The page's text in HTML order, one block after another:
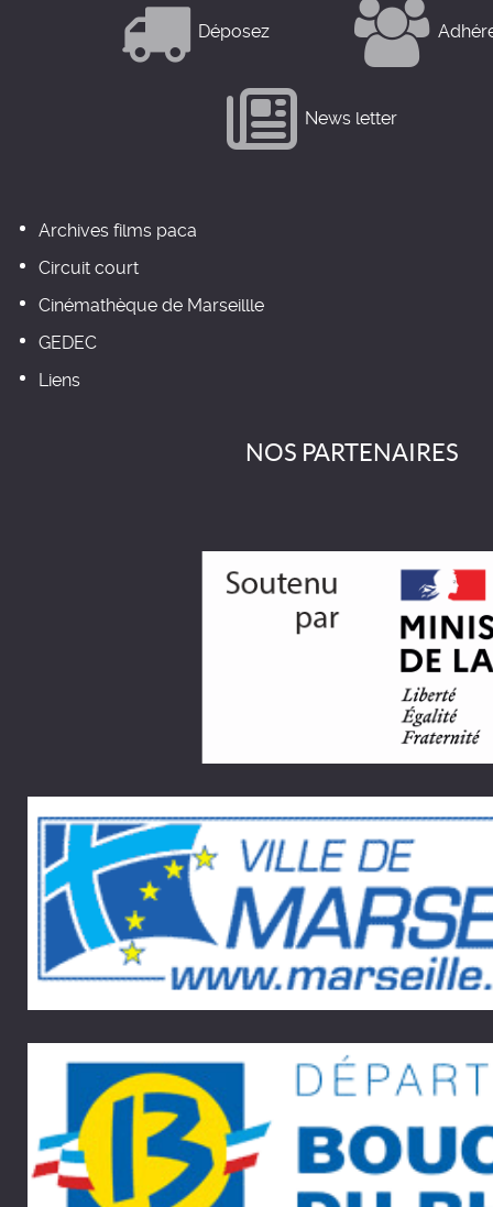
Déposez
News letter
Archives films paca
Circuit court
Cinémathèque de Marseillle
GEDEC
Liens
NOS PARTENAIRES